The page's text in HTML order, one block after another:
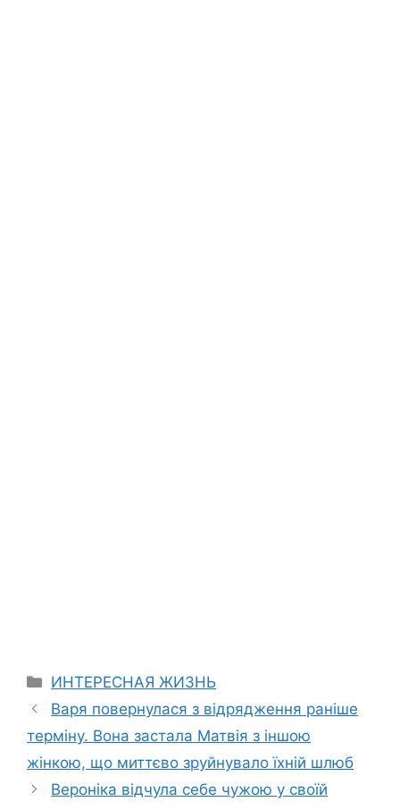
Categories
ИНТЕРЕСНАЯ ЖИЗНЬ
Варя повернулася з відрядження раніше
терміну. Вона застала Матвія з іншою
жінкою, що миттєво зруйнувало їхній шлюб
Вероніка відчула себе чужою у своїй